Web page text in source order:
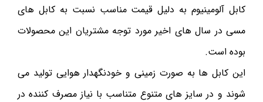
کابل آلومینیوم به دلیل قیمت مناسب نسبت به کابل های
مسی در سال های اخیر مورد توجه مشتریان این محصولات
بوده است.
این کابل ها به صورت زمینی و خودنگهدار هوایی تولید می
شوند و در سایز های متنوع متناسب با نیاز مصرف کننده در